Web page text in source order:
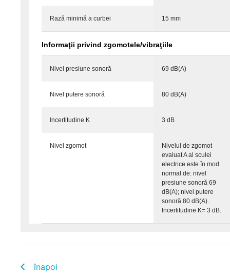
Rază minimă a curbei 15 mm
Informaţii privind zgomotele/vibraţiile
Nivel presiune sonoră 69 dB(A)
Nivel putere sonoră 80 dB(A)
Incertitudine K 3 dB
Nivel zgomot
Nivelul de zgomot
evaluat A al sculei
electrice este în mod
normal de: nivel
presiune sonoră 69
dB(A); nivel putere
sonoră 80 dB(A).
Incertitudine K= 3 dB.
înapoi